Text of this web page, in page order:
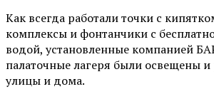
Как всегда работали точки с
комплексы и фонтанчики с
водой, установленные компанией
палаточные лагеря были освещены
улицы и дома.